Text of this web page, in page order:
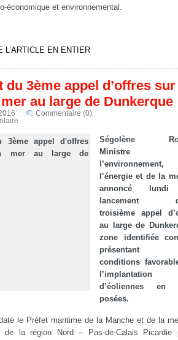
économique et environnemental.
L’ARTICLE EN ENTIER
du 3ème appel d’offres sur
mer au large de Dunkerque
Commentaire (0)
Ségolène
Ministre
l’énergie et de la
annoncé
lancement
troisième appel
au large de
zone identifiée
présentant
conditions
l’implantation
d’éoliennes en
posées.
le Préfet maritime de la Manche et de la
la région Nord – Pas-de-Calais Picardie